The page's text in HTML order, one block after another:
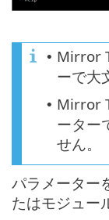
• Mirror
ーで大
• Mirror
ーター
せん。
パラメーター
たはモジュー